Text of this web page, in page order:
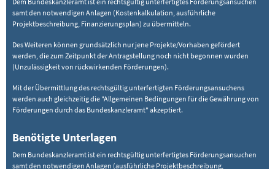
samt den notwendigen Anlagen (Kostenkalkulation, ausführliche
Projektbeschreibung, Finanzierungsplan) zu übermitteln.
Des Weiteren können grundsätzlich nur jene Projekte/Vorhaben gefördert
werden, die zum Zeitpunkt der Antragstellung noch nicht begonnen wurden
(Unzulässigkeit von rückwirkenden Förderungen).
Mit der Übermittlung des rechtsgültig unterfertigten Förderungsansuchens
werden auch gleichzeitig die "Allgemeinen Bedingungen für die Gewährung von
Förderungen durch das Bundeskanzleramt" akzeptiert.
Benötigte Unterlagen
Dem Bundeskanzleramt ist ein rechtsgültig unterfertigtes Förderungsansuchen
samt den notwendigen Anlagen (ausführliche Projektbeschreibung,